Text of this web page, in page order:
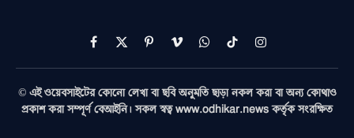
Facebook
X
(Twitter)
PinterestVimeoWhatsAppTikTokInstagram
© এই ওয়েবসাইটের কোনো লেখা বা ছবি অনুমতি ছাড়া নকল করা বা অন্য কোথাও
প্রকাশ করা সম্পূর্ণ বেআইনি। সকল স্বত্ব www.odhikar.news কর্তৃক সংরক্ষিত